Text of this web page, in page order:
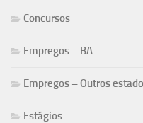
Concursos
Empregos – BA
Empregos – Outros
Estágios